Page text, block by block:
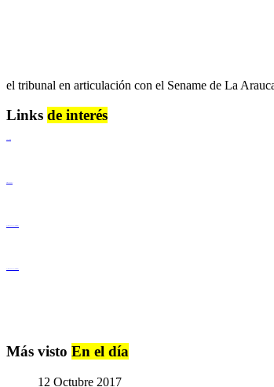
el tribunal en articulación con el Sename de La
Links de interés
Más visto En el día
12 Octubre 2017